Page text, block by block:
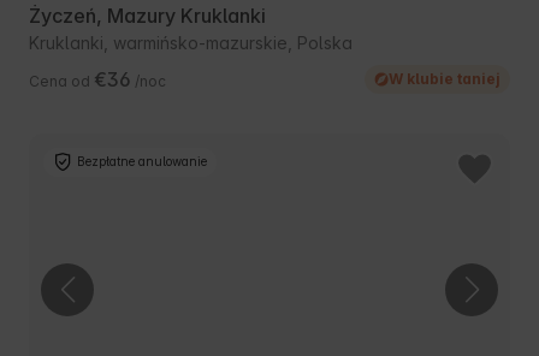
Życzeń, Mazury Kruklanki
Kruklanki, warmińsko-mazurskie, Polska
Cena od €36 /noc W klubie taniej
Bezpłatne anulowanie